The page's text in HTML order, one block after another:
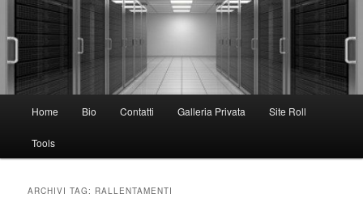
principale
Home Bio Contatti Galleria Privata Site Roll
Tools
ARCHIVI TAG: RALLENTAMENTI